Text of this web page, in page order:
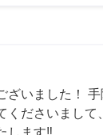
ざいました！ 手
くださいまして